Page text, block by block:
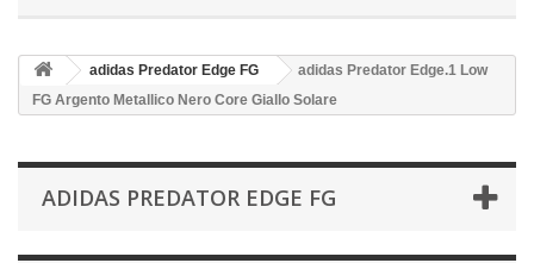
adidas Predator Edge FG
adidas Predator Edge.1 Low
FG Argento Metallico Nero Core Giallo Solare
ADIDAS PREDATOR EDGE FG